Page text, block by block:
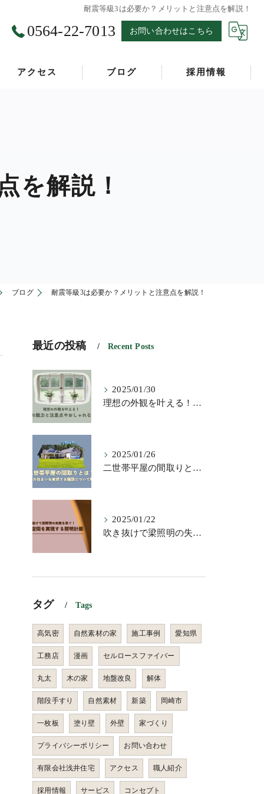
耐震等級3は必要か？メリットと注意点を解説！
0564-22-7013 お問い合わせはこちら
アクセス ブログ 採用情報
を解説！
ブログ 耐震等級3は必要か？メリットと注意点を解説！
最近の投稿 Recent Posts
2025/01/30
理想の外観を叶える！横長窓の魅力と注意点やおしゃれな活用術
2025/01/26
二世帯平屋の間取りとは？理想の住まいを実現する種類について解説
2025/01/22
吹き抜けで梁照明の失敗を防ぐ！理想の空間を実現する照明計画
タグ Tags
高気密 自然素材の家 施工事例 愛知県
工務店 漫画 セルロースファイバー
丸太 木の家 地盤改良 解体
階段手すり 自然素材 新築 岡崎市
一枚板 塗り壁 外壁 家づくり
プライバシーポリシー お問い合わせ
有限会社浅井住宅 アクセス 職人紹介
採用情報 サービス コンセプト